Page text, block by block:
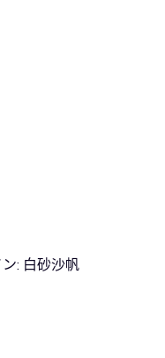
: 白砂沙帆